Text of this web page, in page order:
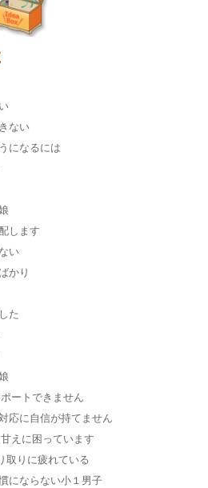
ない
になるには
します
い
かり
た
ートできません
応に自信が持てません
えに困っています
取りに疲れている
にならない小１男子